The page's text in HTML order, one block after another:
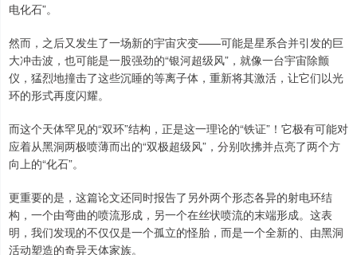
电化石”。
然而，之后又发生了一场新的宇宙灾变——可能是星系合并引发的巨
大冲击波，也可能是一股强劲的“银河超级风”，就像一台宇宙除颤
仪，猛烈地撞击了这些沉睡的等离子体，重新将其激活，让它们以光
环的形式再度闪耀。
而这个天体罕见的“双环”结构，正是这一理论的“铁证”！它极有可能对
应着从黑洞两极喷薄而出的“双极超级风”，分别吹拂并点亮了两个方
向上的“化石”。
更重要的是，这篇论文还同时报告了另外两个形态各异的射电环结
构，一个由弯曲的喷流形成，另一个在丝状喷流的末端形成。这表
明，我们发现的不仅仅是一个孤立的怪胎，而是一个全新的、由黑洞
活动塑造的奇异天体家族。